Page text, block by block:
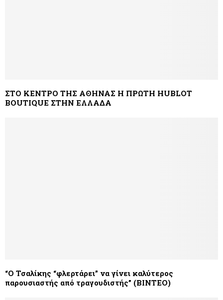
ΣΤΟ ΚΕΝΤΡΟ ΤΗΣ ΑΘΗΝΑΣ Η ΠΡΩΤΗ HUBLOT
BOUTIQUE ΣΤΗΝ ΕΛΛΑΔΑ
“O Τσαλίκης “φλερτάρει” να γίνει καλύτερος
παρουσιαστής από τραγουδιστής” (ΒΙΝΤΕΟ)